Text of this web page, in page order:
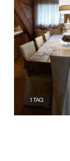
1TAG